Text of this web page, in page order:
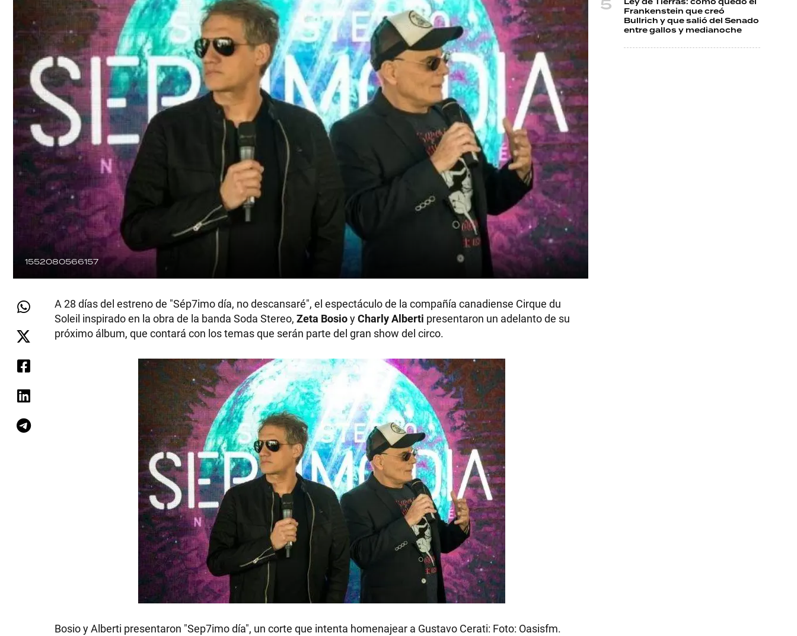
1552080566157
A 28 días del estreno de "Sép7imo día, no descansaré", el espectáculo de la compañía canadiense Cirque du
Soleil inspirado en la obra de la banda Soda Stereo, Zeta BosioyCharly Alberti presentaron un adelanto de su
próximo álbum, que contará con los temas que serán parte del gran show del circo.
Bosio y Alberti presentaron "Sep7imo día", un corte que intenta homenajear a Gustavo Cerati: Foto: Oasisfm.
Frankenstein que creó
Bullrich y que salió del Senado
entre gallos y medianoche